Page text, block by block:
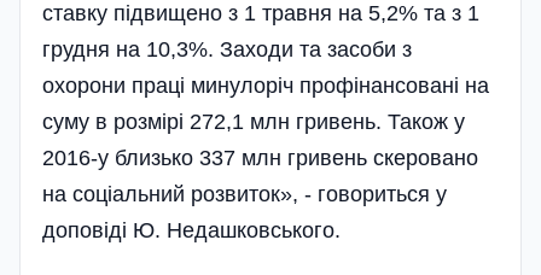
ставку підвищено з 1 травня на 5,2% та з 1
грудня на 10,3%. Заходи та засоби з
охорони праці минулоріч профінансовані на
суму в розмірі 272,1 млн гривень. Також у
2016-у близько 337 млн гривень скеровано
на соціальний розвиток», - говориться у
доповіді Ю. Недашковського.